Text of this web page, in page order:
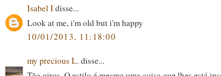
Isabel Idisse...
Look at me, i'm old but i'm happy
10/01/2013, 11:18:00
my precious L. disse...